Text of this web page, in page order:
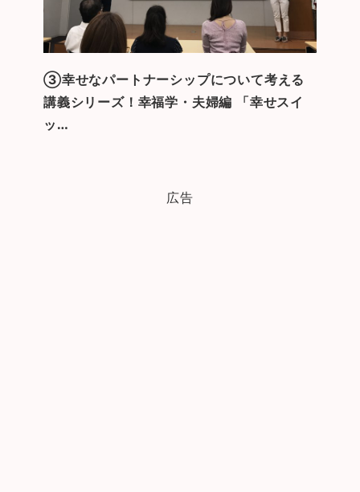
③幸せなパートナーシップについて考える
講義シリーズ！幸福学・夫婦編 「幸せスイ
ッ…
広告